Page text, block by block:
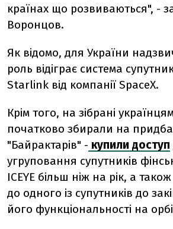
країнах що розвиваються", -
Воронцов.
Як відомо, для України
роль відіграє система
Starlink від компанії SpaceX.
Крім того, на зібрані
початково збирали на
"Байрактарів" - купили доступ
угруповання супутників
ICEYE більш ніж на рік, а
до одного із супутників до
його функціональності на